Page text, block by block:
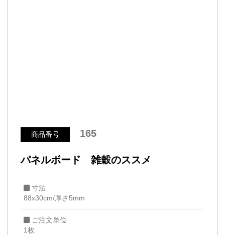
商品番号 165
パネルボード 雑穀のススメ
寸法
88x30cm/厚さ5mm
ご注文単位
1枚